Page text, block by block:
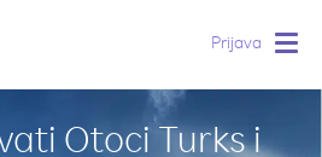
Prijava
Otoci Turks i